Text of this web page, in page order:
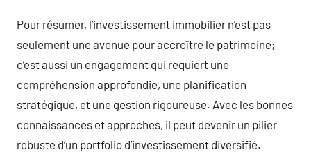
Pour résumer, l’investissement immobilier n’est pas
seulement une avenue pour accroître le patrimoine;
c’est aussi un engagement qui requiert une
compréhension approfondie, une planification
stratégique, et une gestion rigoureuse. Avec les bonnes
connaissances et approches, il peut devenir un pilier
robuste d’un portfolio d’investissement diversifié.